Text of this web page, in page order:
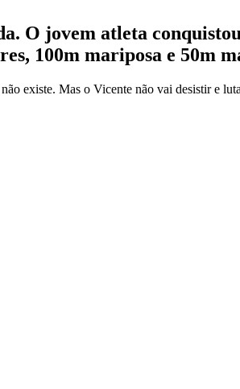
O jovem atleta
100m mariposa e 50m
existe. Mas o Vicente não vai desistir e